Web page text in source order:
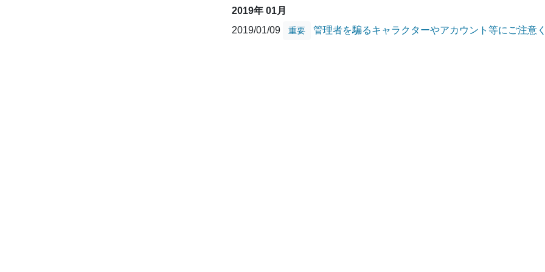
2019年 01月
2019/01/09
重要 管理者を騙るキャラクターやアカウント等にご注意